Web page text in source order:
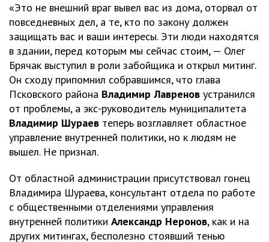
«Это не внешний враг вывел вас из дома, оторвал от
повседневных дел, а те, кто по закону должен
защищать вас и ваши интересы. Эти люди находятся
в здании, перед которым мы сейчас стоим, — Олег
Брячак выступил в роли забойщика и открыл митинг.
Он сходу припомнил собравшимся, что глава
Псковского района Владимир Лавренов устранился
от проблемы, а экс-руководитель муниципалитета
Владимир Шураев теперь возглавляет областное
управление внутренней политики, но к людям не
вышел. Не признал.
От областной администрации присутствовал гонец
Владимира Шураева, консультант отдела по работе
с общественными отделениями управления
внутренней политики Александр Неронов, как и на
других митингах, бесполезно стоявший тенью